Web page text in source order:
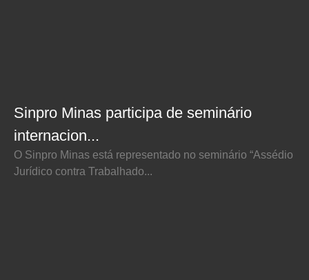
Sinpro Minas participa de seminário
internacion...
O Sinpro Minas está representado no seminário “Assédio
Jurídico contra Trabalhado...